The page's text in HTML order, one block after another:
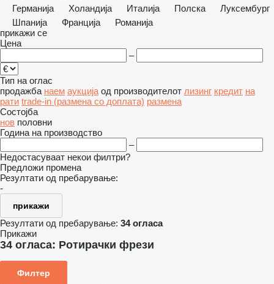
Германија
Холандија Италија Полска
Луксембург
Шпанија
Франција
Романија
прикажи се
Цена
–
Тип на оглас
продажба наем аукција од производителот лизинг кредит на
рати trade-in (размена со доплата) размена
Состојба
нов половни
Година на производство
–
Недостасуваат некои филтри?
Предложи промена
Резултати од пребарување:
-
прикажи
Резултати од пребарување: 34 огласа
Прикажи
34 огласа: Ротирачки фрези
Филтер